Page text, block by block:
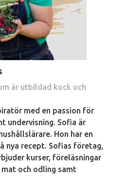
är utbildad kock och
med en passion för
undervisning. Sofia är
Hon har en
nya recept. Sofias företag,
kurser, föreläsningar
och odling samt